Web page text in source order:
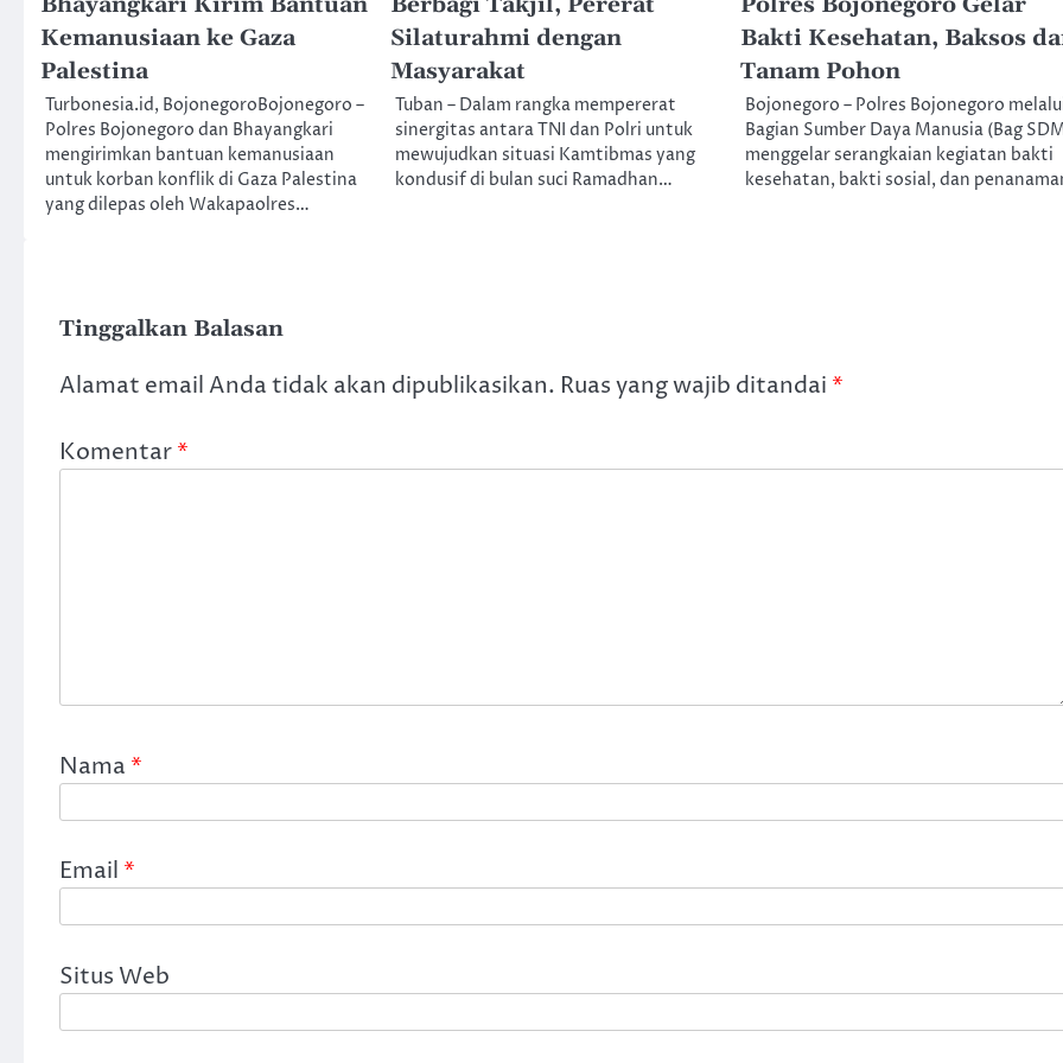
Kemanusiaan ke Gaza
Palestina
Turbonesia.id, BojonegoroBojonegoro –
Polres Bojonegoro dan Bhayangkari
mengirimkan bantuan kemanusiaan
untuk korban konflik di Gaza Palestina
yang dilepas oleh Wakapaolres…
Silaturahmi dengan
Masyarakat
Tuban – Dalam rangka mempererat
sinergitas antara TNI dan Polri untuk
mewujudkan situasi Kamtibmas yang
kondusif di bulan suci Ramadhan…
Bakti Kesehatan, Baksos
Tanam Pohon
Bojonegoro – Polres Bojonegoro
Bagian Sumber Daya Manusia (Bag
menggelar serangkaian kegiatan bakti
kesehatan, bakti sosial, dan
Tinggalkan Balasan
Alamat email Anda tidak akan dipublikasikan. Ruas yang wajib ditandai *
Komentar*
Nama *
Email *
Situs Web